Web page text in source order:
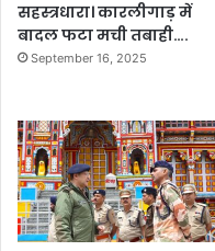
सहस्त्रधारा। कारलीगाड़ में
बादल फटा मची तबाही….
September 16, 2025